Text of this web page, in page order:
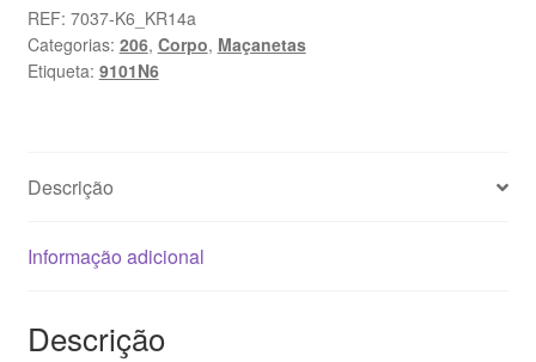
Fecho
da
Porta
206+
9101N6
REF: 7037-K6_KR14a
Categorias: 206, Corpo, Maçanetas
Etiqueta: 9101N6
Descrição
Informação adicional
Descrição